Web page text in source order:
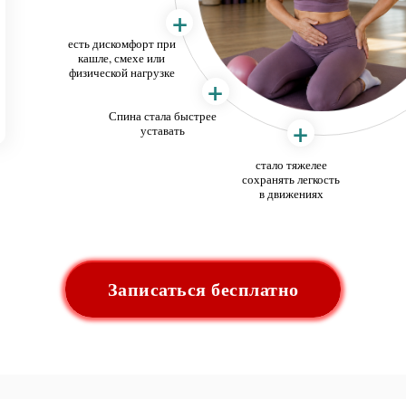
есть дискомфорт при
кашле, смехе или
физической нагрузке
Спина стала быстрее
уставать
+
+
+
стало тяжелее
сохранять легкость
в движениях
Записаться бесплатно